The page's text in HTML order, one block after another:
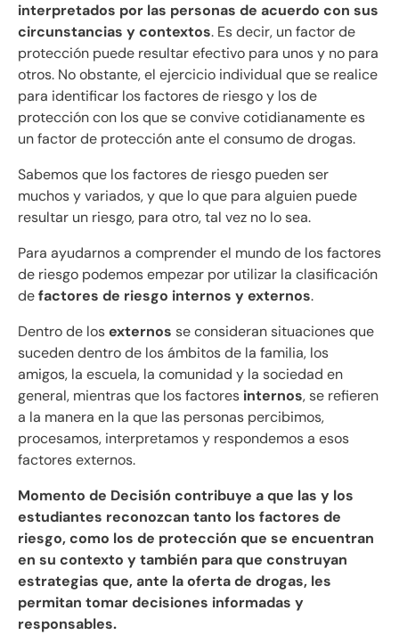
interpretados por las personas de acuerdo con sus
circunstancias y contextos. Es decir, un factor de
protección puede resultar efectivo para unos y no para
otros. No obstante, el ejercicio individual que se realice
para identificar los factores de riesgo y los de
protección con los que se convive cotidianamente es
un factor de protección ante el consumo de drogas.
Sabemos que los factores de riesgo pueden ser
muchos y variados, y que lo que para alguien puede
resultar un riesgo, para otro, tal vez no lo sea.
Para ayudarnos a comprender el mundo de los factores
de riesgo podemos empezar por utilizar la clasificación
defactores de riesgo internos y externos.
Dentro de losexternos se consideran situaciones que
suceden dentro de los ámbitos de la familia, los
amigos, la escuela, la comunidad y la sociedad en
general, mientras que los factores internos, se refieren
a la manera en la que las personas percibimos,
procesamos, interpretamos y respondemos a esos
factores externos.
Momento de Decisión contribuye a que las y los
estudiantes reconozcan tanto los factores de
riesgo, como los de protección que se encuentran
en su contexto y también para que construyan
estrategias que, ante la oferta de drogas, les
permitan tomar decisiones informadas y
responsables.